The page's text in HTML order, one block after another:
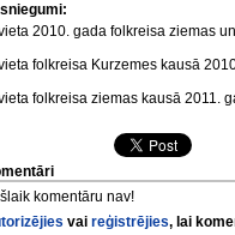
2010. gada folkreisa ziemas
folkreisa Kurzemes kausā
folkreisa ziemas kausā 2011.
komentāru nav!
vaireģistrējies, lai